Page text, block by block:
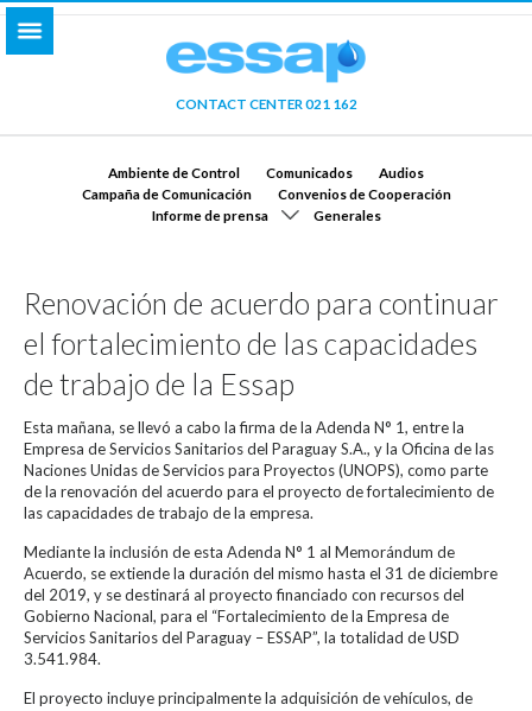
CONTACT CENTER 021 162
Ambiente de Control Comunicados
Audios
Campaña de Comunicación
Convenios de Cooperación
Informe de prensa
Generales
Renovación de acuerdo para continuar
el fortalecimiento de las capacidades
de trabajo de la Essap
Esta mañana, se llevó a cabo la firma de la Adenda N° 1, entre la
Empresa de Servicios Sanitarios del Paraguay S.A., y la Oficina de las
Naciones Unidas de Servicios para Proyectos (UNOPS), como parte
de la renovación del acuerdo para el proyecto de fortalecimiento de
las capacidades de trabajo de la empresa.
Mediante la inclusión de esta Adenda N° 1 al Memorándum de
Acuerdo, se extiende la duración del mismo hasta el 31 de diciembre
del 2019, y se destinará al proyecto financiado con recursos del
Gobierno Nacional, para el “Fortalecimiento de la Empresa de
Servicios Sanitarios del Paraguay – ESSAP”, la totalidad de USD
3.541.984.
El proyecto incluye principalmente la adquisición de vehículos, de